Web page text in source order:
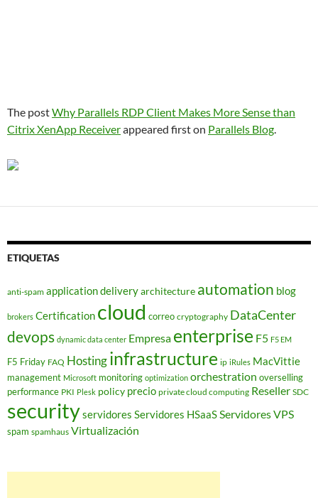
The postWhy Parallels RDP Client Makes More Sense than
Citrix XenApp Receiverappeared first on Parallels Blog.
ETIQUETAS
anti-spam application deliveryarchitecture automation blog
brokers Certification cloud correo cryptography DataCenter
devops dynamic data center Empresa enterprise F5 F5 EM
F5 Friday FAQ Hostinginfrastructure ip iRules MacVittie
management Microsoft monitoring optimization orchestration overselling
performance PKI Plesk policy precio private cloud computing Reseller SDC
securityservidores Servidores HSaaSServidores VPS
spam spamhaus Virtualización